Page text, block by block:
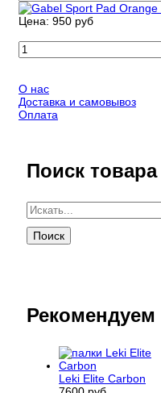
Цена: 950 руб
О нас
Доставка и самовывоз
Оплата
Поиск товара
Рекомендуем
Leki Elite Carbon